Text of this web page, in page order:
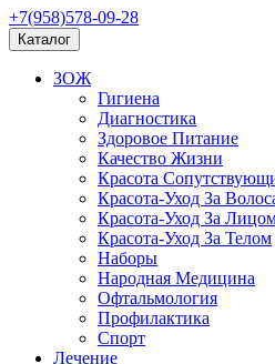
+7(958)578-09-28
Каталог
ЗОЖ
Гигиена
Диагностика
Здоровое Питание
Качество Жизни
Красота
Красота-Уход За
Красота-Уход За
Красота-Уход За Телом
Наборы
Народная Медицина
Офтальмология
Профилактика
Спорт
Лечение